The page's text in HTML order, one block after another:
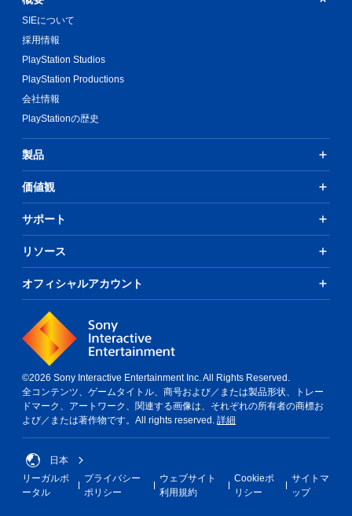
SIEについて
採用情報
PlayStation Studios
PlayStation Productions
会社情報
PlayStationの歴史
製品
価値観
サポート
リソース
オフィシャルアカウント
©2026 Sony Interactive Entertainment Inc. All Rights Reserved.
全コンテンツ、ゲームタイトル、商号および／または製品形状、トレー
ドマーク、アートワーク、関連する画像は、それぞれの所有者の商標お
よび／または著作物です。All rights reserved. 詳細
日本
リーガルポ
ータル
プライバシー
ポリシー
ウェブサイト
利用規約
Cookieポ
リシー
サイトマ
ップ